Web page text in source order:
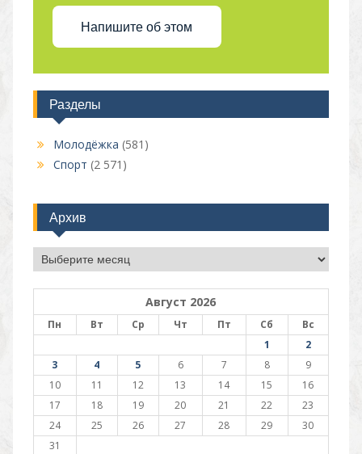
Напишите об этом
Разделы
Молодёжка (581)
Спорт (2 571)
Архив
Архив
Август 2026
Пн Вт Ср Чт Пт Сб
Вс
1
2
3
4 5 6 7 8
9
10
11 12 13 14 15
16
17
18 19 20 21 22
23
24
25 26 27 28 29
30
31